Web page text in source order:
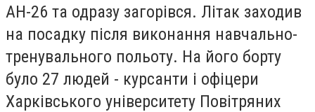
АН-26 та одразу загорівся. Літак заходив
на посадку після виконання навчально-
тренувального польоту. На його борту
було 27 людей - курсанти і офіцери
Харківського університету Повітряних